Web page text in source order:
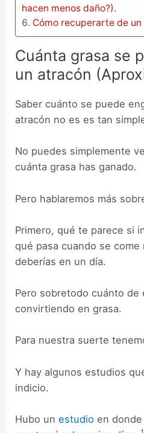
hacen menos daño?).
Cómo recuperarte de un
Cuánta grasa se
un atracón
Saber cuánto se puede
atracón no es es tan
No puedes simplemente
cuánta grasa has ganado.
Pero hablaremos más
Primero, qué te parece si
qué pasa cuando se come
deberías en un día.
Pero sobretodo cuánto
convirtiendo en grasa.
Para nuestra suerte
Y hay algunos estudios
indicio.
Hubo unestudio en